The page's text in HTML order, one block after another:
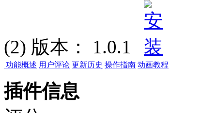
(2) 版本： 1.0.1
功能概述 用户评论 更新历史 操作指南 动画教程
插件信息